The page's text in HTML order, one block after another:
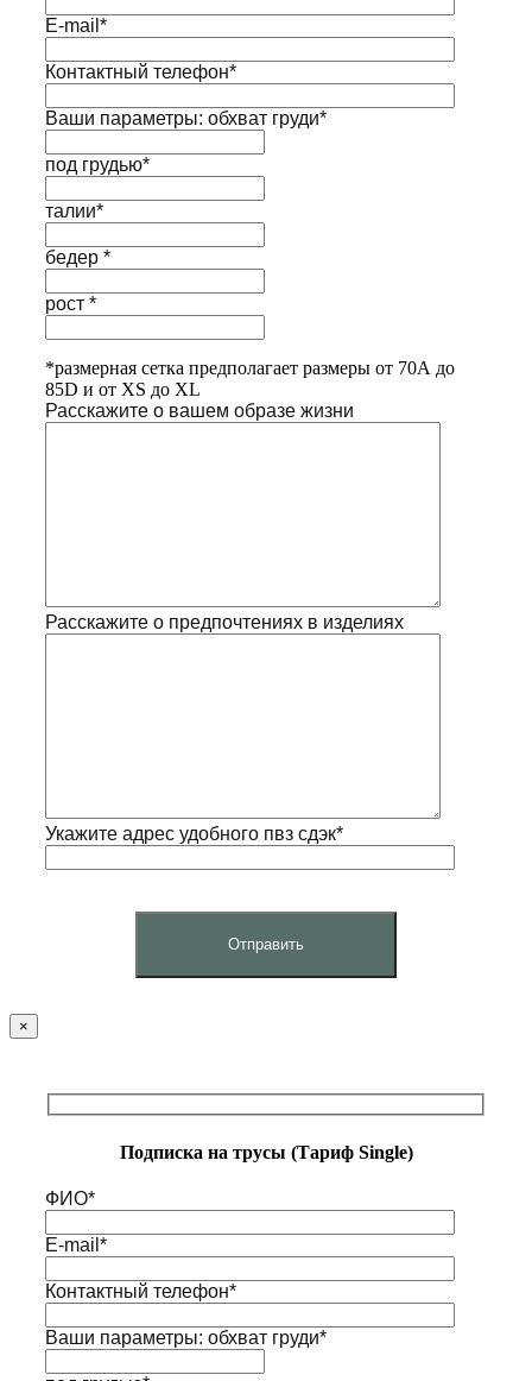
E-mail*
Контактный телефон*
Ваши параметры: обхват груди*
под грудью*
талии*
бедер *
рост *
*размерная сетка предполагает размеры от 70А до
85D и от XS до XL
Расскажите о вашем образе жизни
Расскажите о предпочтениях в изделиях
Укажите адрес удобного пвз сдэк*
×
Подписка на трусы (Тариф Single)
ФИО*
E-mail*
Контактный телефон*
Ваши параметры: обхват груди*